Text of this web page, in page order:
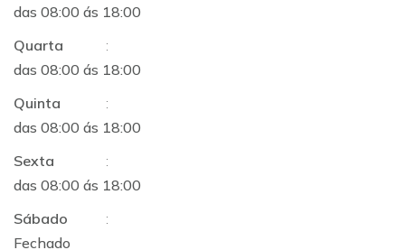
das 08:00 ás 18:00
Quarta
:
das 08:00 ás 18:00
Quinta
:
das 08:00 ás 18:00
Sexta
:
das 08:00 ás 18:00
Sábado
:
Fechado